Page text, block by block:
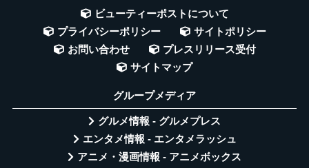
ビューティーポストについて
プライバシーポリシー
サイトポリシー
お問い合わせ
プレスリリース受付
サイトマップ
グループメディア
グルメ情報 - グルメプレス
エンタメ情報 - エンタメラッシュ
アニメ・漫画情報 - アニメボックス